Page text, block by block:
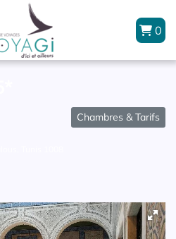
0
Chambres & Tarifs